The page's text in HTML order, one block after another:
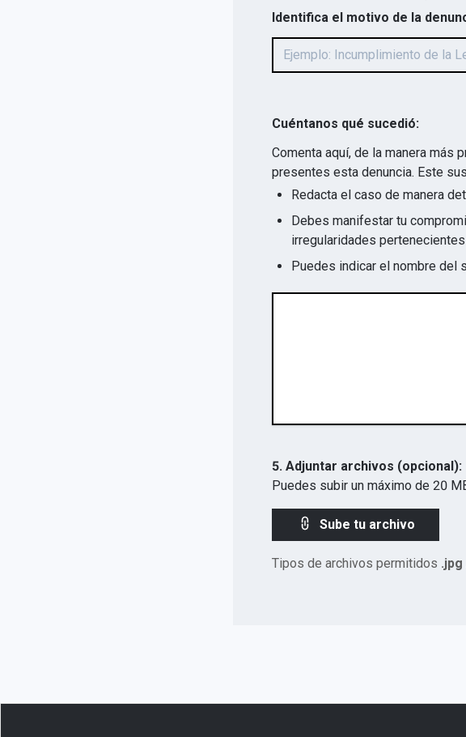
Identifica el motivo de la
Cuéntanos qué sucedió:
Comenta aquí, de la manera más
presentes esta denuncia. Este
Redacta el caso de manera
Debes manifestar tu
Puedes indicar el nombre del
5. Adjuntar archivos (opcional):
Puedes subir un máximo de 20
Sube tu archivo
Tipos de archivos permitidos .jpg